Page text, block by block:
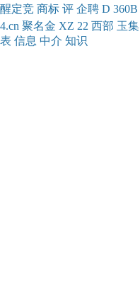
醒定竞 商标 评 企聘 D 360B
4.cn 聚名金 XZ 22 西部 玉集
表 信息 中介 知识